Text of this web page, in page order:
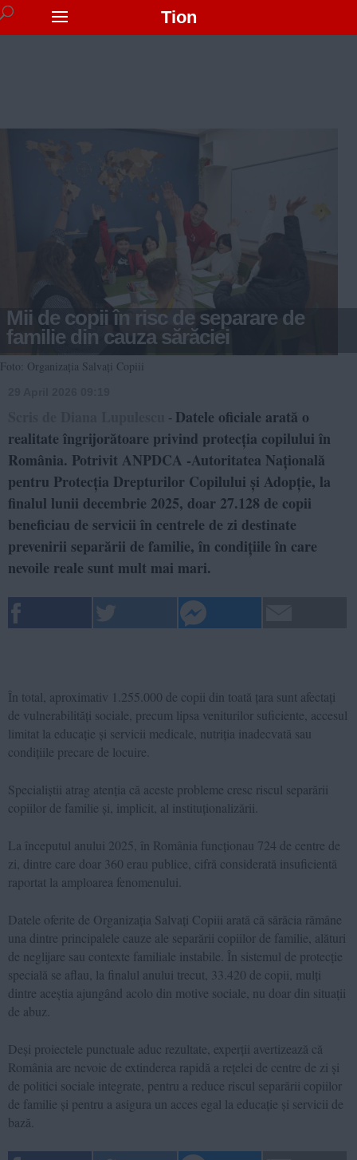
Tion
Mii de copii în risc de separare de
familie din cauza sărăciei
Foto: Organizația Salvați Copiii
- Datele oficiale arată o
realitate îngrijorătoare privind protecția copilului în
România. Potrivit ANPDCA -Autoritatea Națională
pentru Protecția Drepturilor Copilului și Adopție, la
finalul lunii decembrie 2025, doar 27.128 de copii
beneficiau de servicii în centrele de zi destinate
prevenirii separării de familie, în condițiile în care
nevoile reale sunt mult mai mari.
În total, aproximativ 1.255.000 de copii din toată țara sunt afectați
de vulnerabilități sociale, precum lipsa veniturilor suficiente, accesul
limitat la educație și servicii medicale, nutriția inadecvată sau
condițiile precare de locuire.
Specialiștii atrag atenția că aceste probleme cresc riscul separării
copiilor de familie și, implicit, al instituționalizării.
La începutul anului 2025, în România funcționau 724 de centre de
zi, dintre care doar 360 erau publice, cifră considerată insuficientă
raportat la amploarea fenomenului.
Datele oferite de Organizația Salvați Copiii arată că sărăcia rămâne
una dintre principalele cauze ale separării copiilor de familie, alături
de neglijare sau contexte familiale instabile. În sistemul de protecție
specială se aflau, la finalul anului trecut, 33.420 de copii, mulți
dintre aceștia ajungând acolo din motive sociale, nu doar din situații
de abuz.
Deși proiectele punctuale aduc rezultate, experții avertizează că
România are nevoie de extinderea rapidă a rețelei de centre de zi și
de politici sociale integrate, pentru a reduce riscul separării copiilor
de familie și pentru a asigura un acces egal la educație și servicii de
bază.